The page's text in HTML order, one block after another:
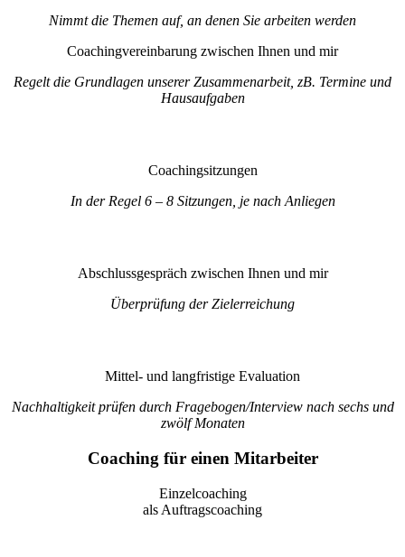
Nimmt die Themen auf, an denen Sie arbeiten werden
Coachingvereinbarung zwischen Ihnen und mir
Regelt die Grundlagen unserer Zusammenarbeit, zB. Termine und
Hausaufgaben
Coachingsitzungen
In der Regel 6 – 8 Sitzungen, je nach Anliegen
Abschlussgespräch zwischen Ihnen und mir
Überprüfung der Zielerreichung
Mittel- und langfristige Evaluation
Nachhaltigkeit prüfen durch Fragebogen/Interview nach sechs und
zwölf Monaten
Coaching für einen Mitarbeiter
Einzelcoaching
als Auftragscoaching